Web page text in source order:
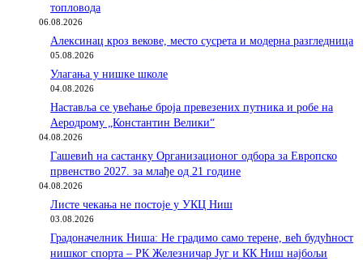
топловода
06.08.2026
Алексинац кроз векове, место сусрета и модерна разгледница
05.08.2026
Улагања у нишке школе
04.08.2026
Наставља се увећање броја превезених путника и робе на
Аеродрому „Константин Велики“
04.08.2026
Гашевић на састанку Организационог одбора за Европско
првенство 2027. за млађе од 21 године
04.08.2026
Листе чекања не постоје у УКЦ Ниш
03.08.2026
Градоначелник Ниша: Не градимо само терене, већ будућност
нишког спорта – РК Железничар Југ и КК Ниш најбољи